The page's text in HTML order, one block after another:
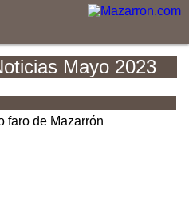
Mayo 2023
faro de Mazarrón